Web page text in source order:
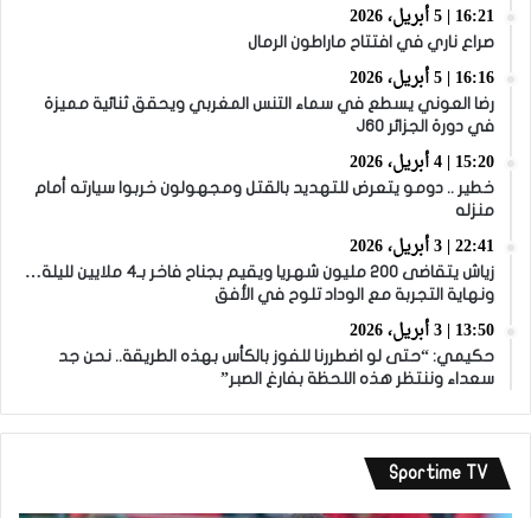
16:21 | 5 أبريل، 2026
صراع ناري في افتتاح ماراطون الرمال
16:16 | 5 أبريل، 2026
رضا العوني يسطع في سماء التنس المغربي ويحقق ثنائية مميزة
في دورة الجزائر J60
15:20 | 4 أبريل، 2026
خطير .. دومو يتعرض للتهديد بالقتل ومجهولون خربوا سيارته أمام
منزله
22:41 | 3 أبريل، 2026
زياش يتقاضى 200 مليون شهريا ويقيم بجناح فاخر بـ4 ملايين لليلة…
ونهاية التجربة مع الوداد تلوح في الأفق
13:50 | 3 أبريل، 2026
حكيمي: “حتى لو اضطررنا للفوز بالكأس بهذه الطريقة.. نحن جد
سعداء وننتظر هذه اللحظة بفارغ الصبر”
Sportime TV